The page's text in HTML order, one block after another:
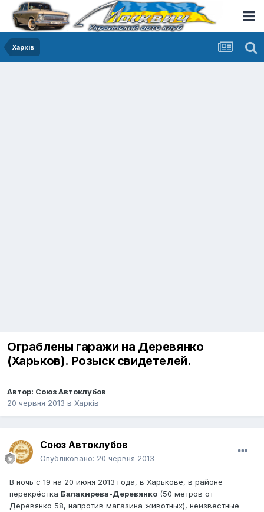
Харків
Ограблены гаражи на Деревянко
(Харьков). Розыск свидетелей.
Автор: Союз Автоклубов
20 червня 2013 в Харків
Союз Автоклубов
Опубліковано: 20 червня 2013
В ночь с 19 на 20 июня 2013 года, в Харькове, в районе
перекрёстка Балакирева-Деревянко (50 метров от
Деревянко 58, напротив магазина животных), неизвестные